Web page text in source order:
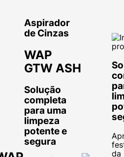
Aspirador
de Cinzas
WAP
GTW ASH
Solução
completa
para uma
limpeza
potente e
segura
da
alcançar diferentes